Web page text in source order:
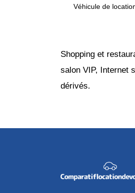
Véhicule de
Shopping et
salon VIP, Internet
dérivés.